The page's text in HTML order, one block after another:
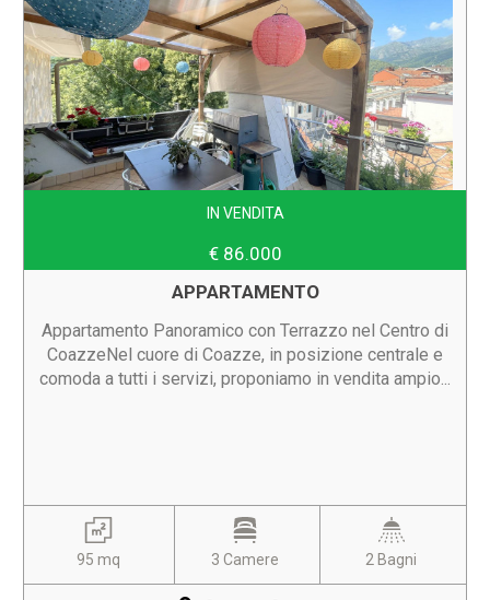
IN VENDITA
€ 86.000
APPARTAMENTO
Appartamento Panoramico con Terrazzo nel Centro di
CoazzeNel cuore di Coazze, in posizione centrale e
comoda a tutti i servizi, proponiamo in vendita ampio...
95 mq 3 Camere 2 Bagni